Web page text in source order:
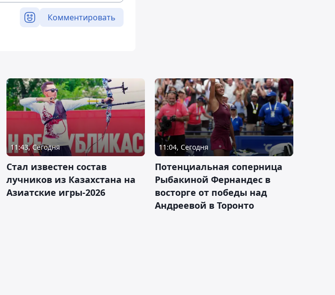
Комментировать
11:43, Сегодня
Стал известен состав
лучников из Казахстана на
Азиатские игры-2026
11:04, Сегодня
Потенциальная соперница
Рыбакиной Фернандес в
восторге от победы над
Андреевой в Торонто